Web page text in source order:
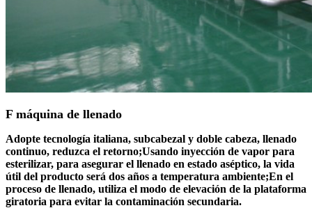
F máquina de llenado
Adopte tecnología italiana, subcabezal y doble cabeza, llenado
continuo, reduzca el retorno;Usando inyección de vapor para
esterilizar, para asegurar el llenado en estado aséptico, la vida
útil del producto será dos años a temperatura ambiente;En el
proceso de llenado, utiliza el modo de elevación de la plataforma
giratoria para evitar la contaminación secundaria.